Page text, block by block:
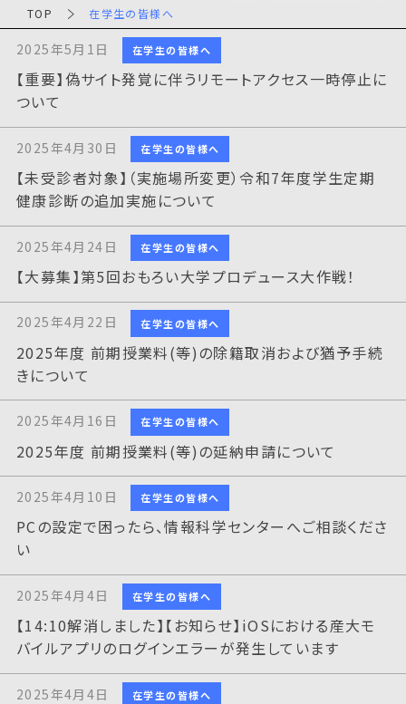
TOP 在学生の皆様へ
2025年5月1日 在学生の皆様へ
【重要】偽サイト発覚に伴うリモートアクセス一時停止に
ついて
2025年4月30日 在学生の皆様へ
【未受診者対象】（実施場所変更）令和7年度学生定期
健康診断の追加実施について
2025年4月24日 在学生の皆様へ
【大募集】第5回おもろい大学プロデュース大作戦！
2025年4月22日 在学生の皆様へ
2025年度 前期授業料(等)の除籍取消および猶予手続
きについて
2025年4月16日 在学生の皆様へ
2025年度 前期授業料(等)の延納申請について
2025年4月10日 在学生の皆様へ
PCの設定で困ったら、情報科学センターへご相談くださ
い
2025年4月4日 在学生の皆様へ
【14:10解消しました】【お知らせ】iOSにおける産大モ
バイルアプリのログインエラーが発生しています
2025年4月4日 在学生の皆様へ